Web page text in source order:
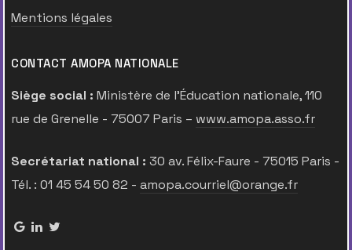
Mentions légales
CONTACT AMOPA NATIONALE
Siège social : Ministère de l’Éducation nationale, 110
rue de Grenelle - 75007 Paris – www.amopa.asso.fr
Secrétariat national : 30 av. Félix-Faure - 75015 Paris -
Tél. : 01 45 54 50 82 - amopa.courriel@orange.fr